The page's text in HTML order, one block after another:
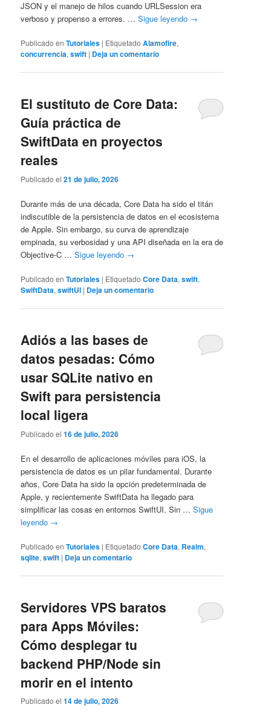
JSON y el manejo de hilos cuando URLSession era
verboso y propenso a errores. …Sigue leyendo →
Publicado en Tutoriales | Etiquetado Alamofire,
concurrencia,swift | Deja un comentario
El sustituto de Core Data:
Guía práctica de
SwiftData en proyectos
reales
Publicado el21 de julio, 2026
Durante más de una década, Core Data ha sido el titán
indiscutible de la persistencia de datos en el ecosistema
de Apple. Sin embargo, su curva de aprendizaje
empinada, su verbosidad y una API diseñada en la era de
Objective-C …Sigue leyendo →
Publicado en Tutoriales | Etiquetado Core Data,swift,
SwiftData,swiftUI | Deja un comentario
Adiós a las bases de
datos pesadas: Cómo
usar SQLite nativo en
Swift para persistencia
local ligera
Publicado el16 de julio, 2026
En el desarrollo de aplicaciones móviles para iOS, la
persistencia de datos es un pilar fundamental. Durante
años, Core Data ha sido la opción predeterminada de
Apple, y recientemente SwiftData ha llegado para
simplificar las cosas en entornos SwiftUI. Sin …Sigue
leyendo →
Publicado en Tutoriales | Etiquetado Core Data, Realm,
sqlite,swift | Deja un comentario
Servidores VPS baratos
para Apps Móviles:
Cómo desplegar tu
backend PHP/Node sin
morir en el intento
Publicado el14 de julio, 2026